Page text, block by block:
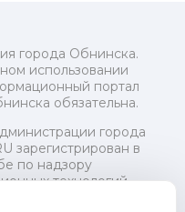
города Обнинска.
использовании
портал
обязательна.
города
зарегистрирован в
по надзору
технологий
24 июля